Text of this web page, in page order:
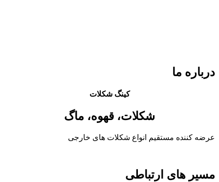
درباره ما
کینگ شکلات
شکلات، قهوه، ماگ
عرضه کننده مستقیم انواع شکلات های خارجی
مسیر های ارتباطی